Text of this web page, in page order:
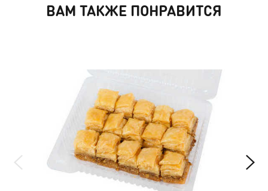
ВАМ ТАКЖЕ ПОНРАВИТСЯ